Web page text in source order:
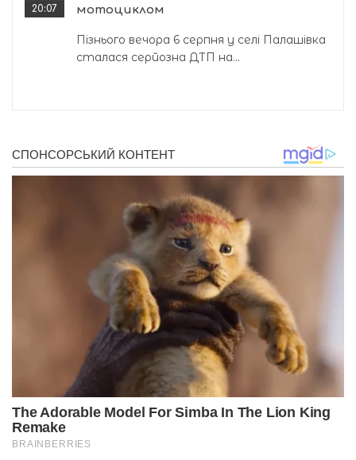
20:07
мотоциклом
Пізнього вечора 6 серпня у селі Палашівка
сталася серйозна ДТП на...